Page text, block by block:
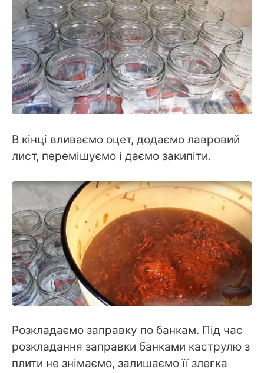
В кінці вливаємо оцет, додаємо лавровий
лист, перемішуємо і даємо закипіти.
Розкладаємо заправку по банкам. Під час
розкладання заправки банками каструлю з
плити не знімаємо, залишаємо її злегка